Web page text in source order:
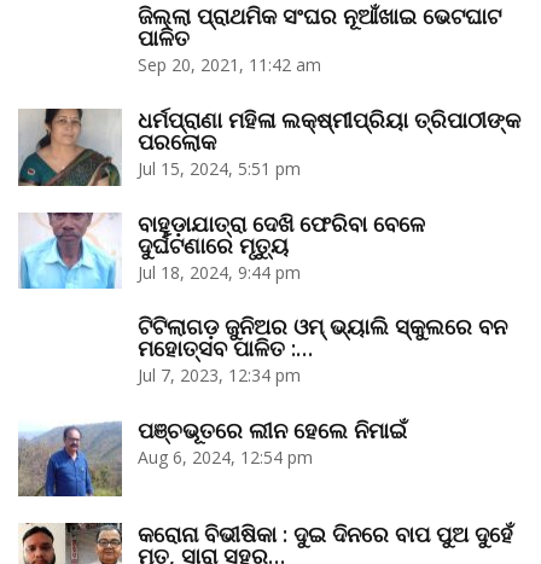
ଜିଲ୍ଲା ପ୍ରାଥମିକ ସଂଘର ନୂଆଁଖାଇ ଭେଟଘାଟ
ପାଳିତ
Sep 20, 2021, 11:42 am
ଧର୍ମପ୍ରାଣା ମହିଳା ଲକ୍ଷ୍ମୀପ୍ରିୟା ତ୍ରିପାଠୀଙ୍କ
ପରଲୋକ
Jul 15, 2024, 5:51 pm
ବାହୁଡ଼ାଯାତ୍ରା ଦେଖି ଫେରିବା ବେଳେ
ଦୁର୍ଘଟଣାରେ ମୃତ୍ୟୁ
Jul 18, 2024, 9:44 pm
ଟିଟିଲାଗଡ଼ ଜୁନିଅର ଓମ୍‌ ଭ୍ୟାଲି ସ୍କୁଲରେ ବନ
ମହୋତ୍ସବ ପାଳିତ :…
Jul 7, 2023, 12:34 pm
ପଞ୍ଚଭୂତରେ ଲୀନ ହେଲେ ନିମାଇଁ
Aug 6, 2024, 12:54 pm
କରୋନା ବିଭୀଷିକା : ଦୁଇ ଦିନରେ ବାପ ପୁଅ ଦୁହେଁ
ମୃତ, ସାରା ସହର…